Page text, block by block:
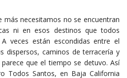
más necesitamos no se encuentran
ni en esos destinos que todos
veces están escondidas entre el
dispersos, caminos de terracería y
que el tiempo se detuvo. Así
Todos Santos, en Baja California